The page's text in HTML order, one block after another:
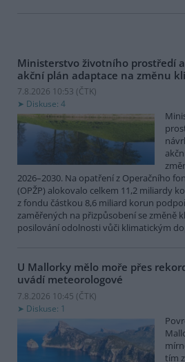
Ministerstvo životního prostředí
akční plán adaptace na změnu
7.8.2026 10:53 (ČTK)
Diskuse: 4
2026–2030. Na opatření z Operačního
(OPŽP) alokovalo celkem 11,2 miliardy
z fondu částkou 8,6 miliard korun
zaměřených na přizpůsobení se změně
posilování odolnosti vůči klimatickým
U Mallorky mělo moře přes
uvádí meteorologové
7.8.2026 10:45 (ČTK)
Diskuse: 1
tím